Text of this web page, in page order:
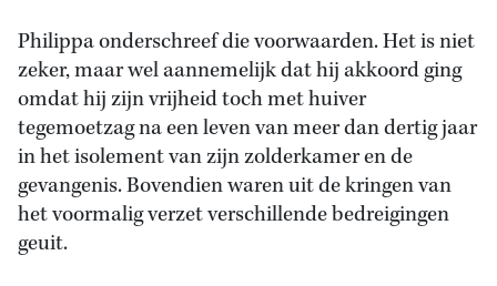
Philippa onderschreef die voorwaarden. Het is niet
zeker, maar wel aannemelijk dat hij akkoord ging
omdat hij zijn vrijheid toch met huiver
tegemoetzag na een leven van meer dan dertig jaar
in het isolement van zijn zolderkamer en de
gevangenis. Bovendien waren uit de kringen van
het voormalig verzet verschillende bedreigingen
geuit.